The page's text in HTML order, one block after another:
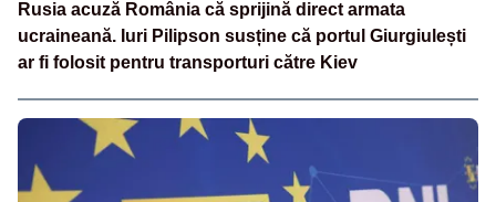
Rusia acuză România că sprijină direct armata
ucraineană. Iuri Pilipson susține că portul Giurgiulești
ar fi folosit pentru transporturi către Kiev